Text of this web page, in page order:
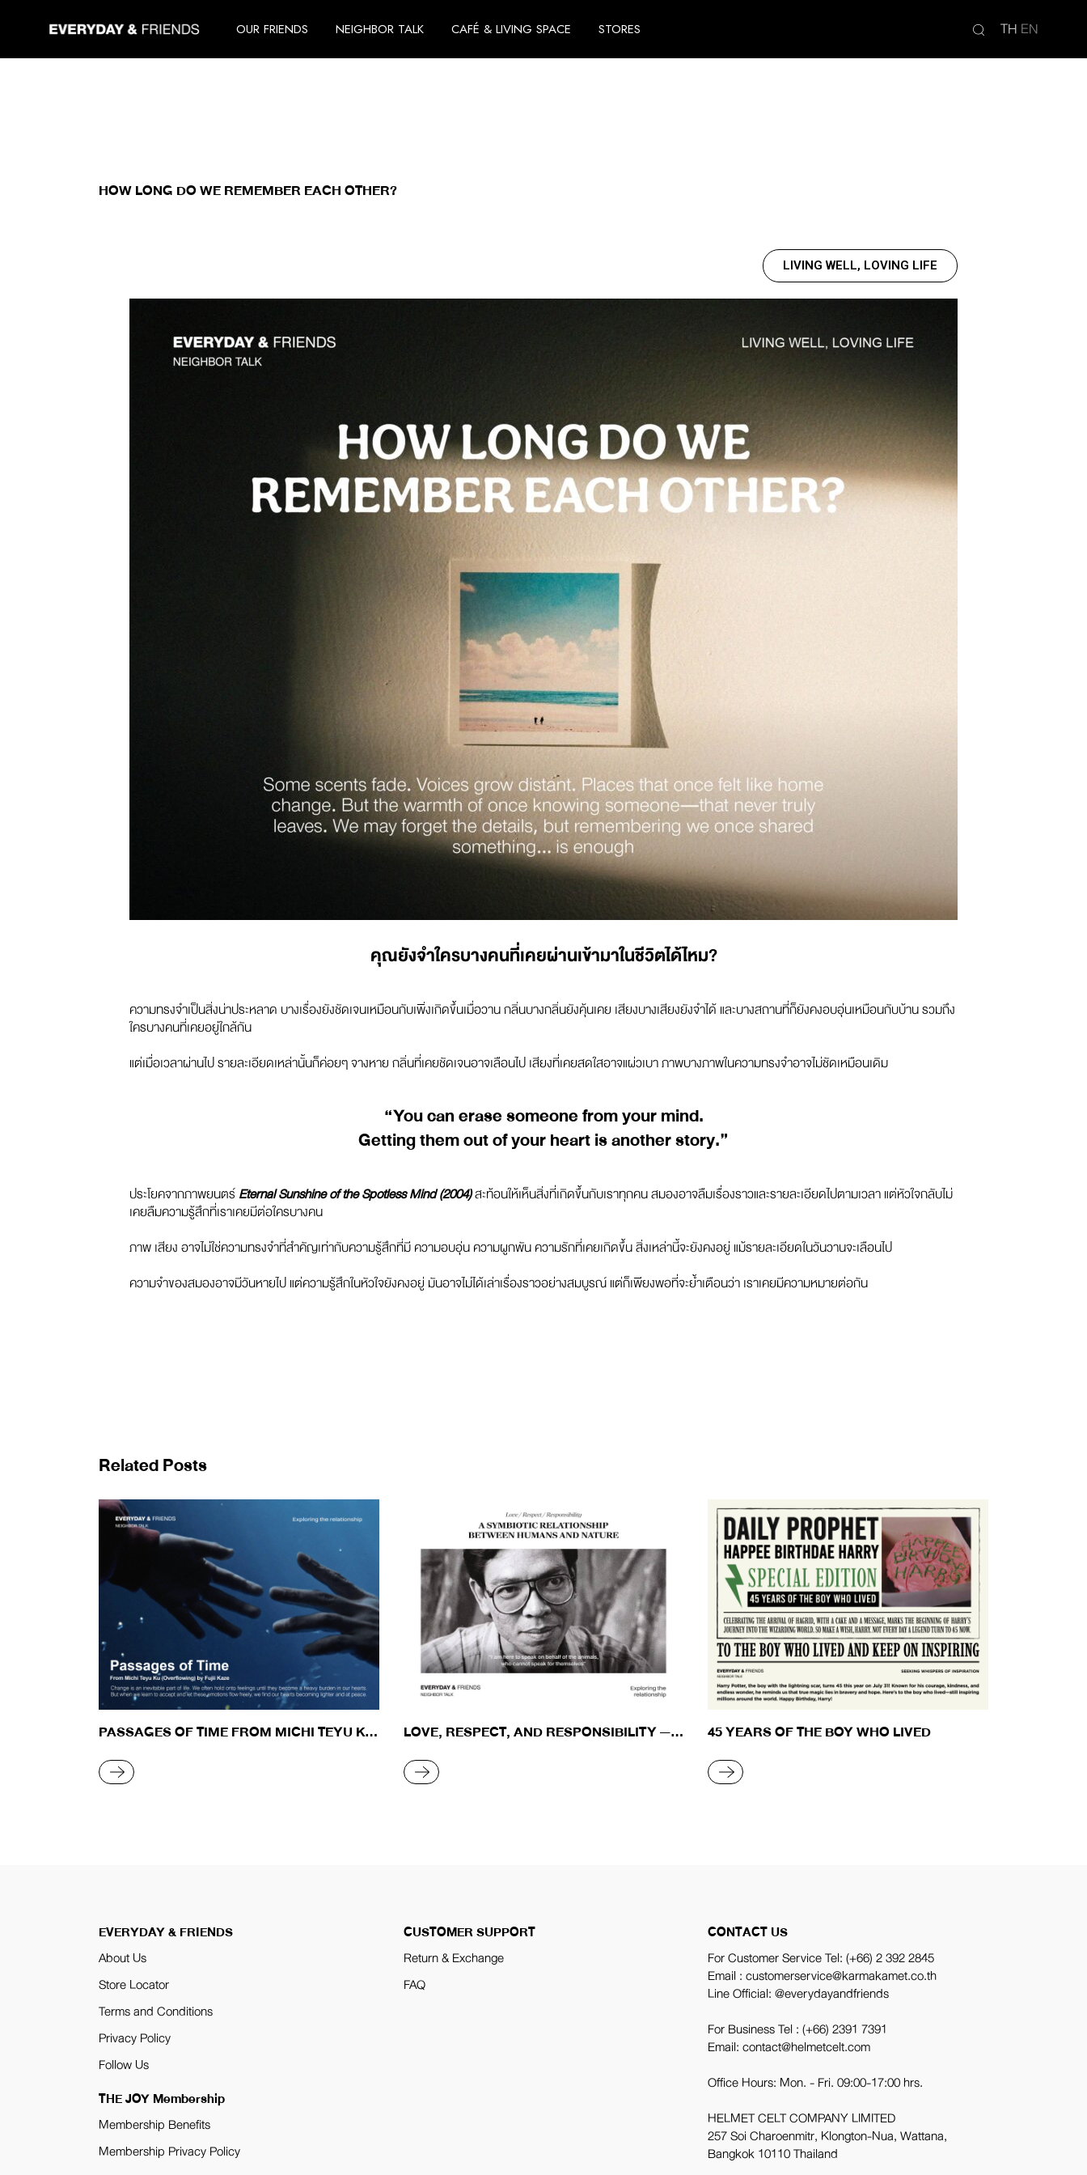
OUR FRIENDS NEIGHBOR TALK CAFÉ & LIVING SPACE STORES TH EN
HOW LONG DO WE REMEMBER EACH OTHER?
LIVING WELL, LOVING LIFE
คุณยังจำใครบางคนที่เคยผ่านเข้ามาในชีวิตได้ไหม?
ความทรงจำเป็นสิ่งน่าประหลาด บางเรื่องยังชัดเจนเหมือนกับเพิ่งเกิดขึ้นเมื่อวาน กลิ่นบางกลิ่นยังคุ้นเคย เสียงบางเสียงยังจำได้ และบางสถานที่ก็ยังคงอบอุ่นเหมือนกับบ้าน รวมถึง
ใครบางคนที่เคยอยู่ใกล้กัน
แต่เมื่อเวลาผ่านไป รายละเอียดเหล่านั้นก็ค่อยๆ จางหาย กลิ่นที่เคยชัดเจนอาจเลือนไป เสียงที่เคยสดใสอาจแผ่วเบา ภาพบางภาพในความทรงจำอาจไม่ชัดเหมือนเดิม
“You can erase someone from your mind.
Getting them out of your heart is another story.”
ประโยคจากภาพยนตร์Eternal Sunshine of the Spotless Mind (2004)สะท้อนให้เห็นสิ่งที่เกิดขึ้นกับเราทุกคน สมองอาจลืมเรื่องราวและรายละเอียดไปตามเวลา แต่หัวใจกลับไม่
เคยลืมความรู้สึกที่เราเคยมีต่อใครบางคน
ภาพ เสียง อาจไม่ใช่ความทรงจำที่สำคัญเท่ากับความรู้สึกที่มี ความอบอุ่น ความผูกพัน ความรักที่เคยเกิดขึ้น สิ่งเหล่านี้จะยังคงอยู่ แม้รายละเอียดในวันวานจะเลือนไป
ความจำของสมองอาจมีวันหายไป แต่ความรู้สึกในหัวใจยังคงอยู่ มันอาจไม่ได้เล่าเรื่องราวอย่างสมบูรณ์ แต่ก็เพียงพอที่จะย้ำเตือนว่า เราเคยมีความหมายต่อกัน
Related Posts
PASSAGES OF TIME FROM MICHI TEYU KU
READ MORE
LOVE, RESPECT, AND RESPONSIBILITY — A
HUMANS AND NATURE
READ MORE
45 YEARS OF THE BOY WHO LIVED
READ MORE
EVERYDAY & FRIENDS
About Us
Store Locator
Terms and Conditions
Privacy Policy
Follow Us
THE JOY Membership
Membership Benefits
Membership Privacy Policy
CUSTOMER SUPPORT
Return & Exchange
FAQ
CONTACT US
For Customer Service Tel:(+66) 2 392 2845
Email : customerservice@karmakamet.co.th
Line Official:@everydayandfriends
For Business Tel :(+66) 2391 7391
Email: contact@helmetcelt.com
Office Hours: Mon. - Fri. 09:00-17:00 hrs.
HELMET CELT COMPANY LIMITED
257 Soi Charoenmitr, Klongton-Nua, Wattana,
Bangkok 10110 Thailand